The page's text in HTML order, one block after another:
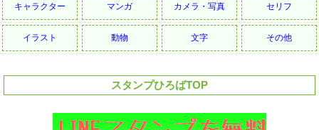
キャラクター マンガ カメラ・写真 セリフ
イラスト 動物 文字 その他
スタンプひろばTOP